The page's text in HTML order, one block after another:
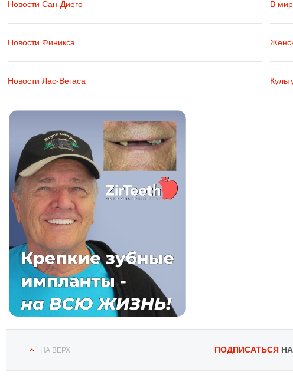
Новости Сан-Диего
Новости Финикса
Новости Лас-Вегаса
В
НА ВЕРХ ПОДПИСАТЬСЯНА